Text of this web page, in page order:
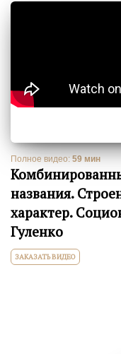
Полное видео: 59 мин
названия.
характер.
Гуленко
ЗАКАЗАТЬ ВИДЕО